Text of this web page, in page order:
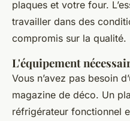
plaques et votre four.
travailler dans des
compromis sur la qualité.
L'équipement
Vous n’avez pas besoin
magazine de déco. Un
réfrigérateur fonctionnel